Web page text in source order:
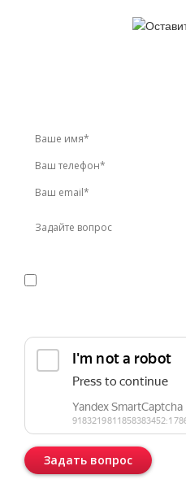
Задать вопрос